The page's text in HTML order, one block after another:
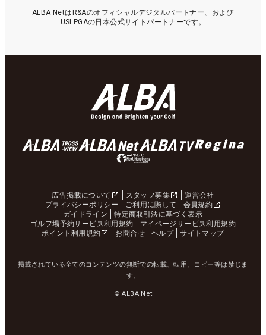
ALBA NetはR&Aのオフィシャルデジタルパートナー、および
USLPGAの日本公式サイトパートナーです。
広告掲載について スタッフ募集
運営会社
プライバシーポリシー
ご利用に際して
会員規約
ガイドライン
特定商取引法に基づく表示
ゴルフ場予約サービス利用規約
マイページサービス利用規約
ポイント利用規約
お問合せ ヘルプ サイトマップ
掲載されている全てのコンテンツの無断での転載、転用、コピー等は禁じま
す。
© ALBA Net